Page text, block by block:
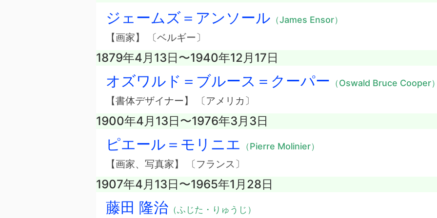
ジェームズ＝アンソール （James Ensor）
【画家】 〔ベルギー〕
1879年4月13日〜1940年12月17日
オズワルド＝ブルース＝クーパー （Oswald Bruce Cooper
【書体デザイナー】 〔アメリカ〕
1900年4月13日〜1976年3月3日
ピエール＝モリニエ （Pierre Molinier）
【画家、写真家】 〔フランス〕
1907年4月13日〜1965年1月28日
藤田 隆治 （ふじた・りゅうじ）